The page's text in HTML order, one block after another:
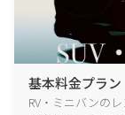
基本料金プラン
RV・ミニバンの